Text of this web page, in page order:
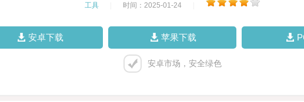
工具 时间：2025-01-24
安卓下载 苹果下载
安卓市场，安全绿色